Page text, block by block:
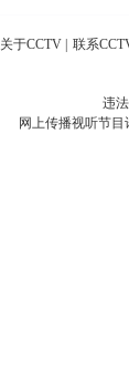
关于CCTV 联系
违
网上传播视听节目